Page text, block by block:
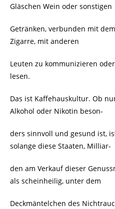
Gläschen Wein oder sonstigen
Getränken, verbunden mit
Zigarre, mit anderen
Leuten zu kommunizieren
lesen.
Das ist Kaffehauskultur. Ob
Alkohol oder Nikotin beson-
ders sinnvoll und gesund ist,
solange diese Staaten, Milliar-
den am Verkauf dieser
als scheinheilig, unter dem
Deckmäntelchen des